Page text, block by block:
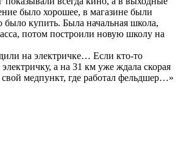
было хорошее, в магазине были
купить. Была начальная школа,
потом построили новую школу на
на электричке… Если кто-то
а на 31 км уже ждала скорая
медпункт, где работал фельдшер…»